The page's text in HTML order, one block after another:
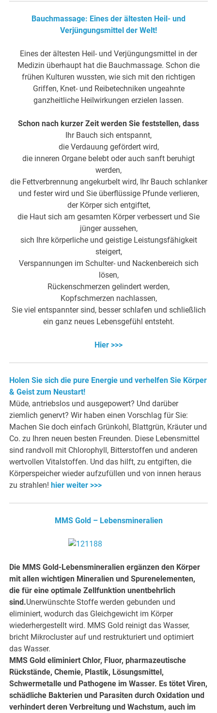
Bauchmassage: Eines der ältesten Heil- und
Verjüngungsmittel der Welt!
Eines der ältesten Heil- und Verjüngungsmittel in der
Medizin überhaupt hat die Bauchmassage. Schon die
frühen Kulturen wussten, wie sich mit den richtigen
Griffen, Knet- und Reibetechniken ungeahnte
ganzheitliche Heilwirkungen erzielen lassen.
Schon nach kurzer Zeit werden Sie feststellen, dass
Ihr Bauch sich entspannt,
die Verdauung gefördert wird,
die inneren Organe belebt oder auch sanft beruhigt
werden,
die Fettverbrennung angekurbelt wird, Ihr Bauch schlanker
und fester wird und Sie überflüssige Pfunde verlieren,
der Körper sich entgiftet,
die Haut sich am gesamten Körper verbessert und Sie
jünger aussehen,
sich Ihre körperliche und geistige Leistungsfähigkeit
steigert,
Verspannungen im Schulter- und Nackenbereich sich
lösen,
Rückenschmerzen gelindert werden,
Kopfschmerzen nachlassen,
Sie viel entspannter sind, besser schlafen und schließlich
ein ganz neues Lebensgefühl entsteht.
Hier >>>
Holen Sie sich die pure Energie und verhelfen Sie Körper
& Geist zum Neustart!
Müde, antriebslos und ausgepowert? Und darüber
ziemlich genervt? Wir haben einen Vorschlag für Sie:
Machen Sie doch einfach Grünkohl, Blattgrün, Kräuter und
Co. zu Ihren neuen besten Freunden. Diese Lebensmittel
sind randvoll mit Chlorophyll, Bitterstoffen und anderen
wertvollen Vitalstoffen. Und das hilft, zu entgiften, die
Körperspeicher wieder aufzufüllen und von innen heraus
zu strahlen! hier weiter >>>
MMS Gold – Lebensmineralien
Die MMS Gold-Lebensmineralien ergänzen den Körper
mit allen wichtigen Mineralien und Spurenelementen,
die für eine optimale Zellfunktion unentbehrlich
sind.Unerwünschte Stoffe werden gebunden und
eliminiert, wodurch das Gleichgewicht im Körper
wiederhergestellt wird. MMS Gold reinigt das Wasser,
bricht Mikrocluster auf und restrukturiert und optimiert
das Wasser.
MMS Gold eliminiert Chlor, Fluor, pharmazeutische
Rückstände, Chemie, Plastik, Lösungsmittel,
Schwermetalle und Pathogene im Wasser. Es tötet Viren,
schädliche Bakterien und Parasiten durch Oxidation und
verhindert deren Verbreitung und Wachstum, auch im